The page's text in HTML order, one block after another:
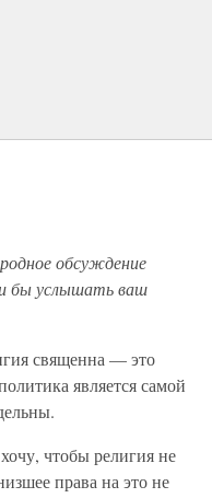
обсуждение
бы услышать ваш
священна — это
является самой
чтобы религия не
права на это не